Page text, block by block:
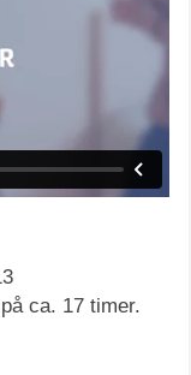
ca. 17 timer.